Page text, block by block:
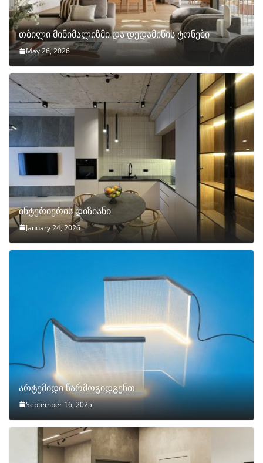
თბილი მინიმალიზმი და დედამიწის ტონები
May 26, 2026
ინტერიერის დიზიანი
January 24, 2026
არტემიდი წარმოგიდგენთ
September 16, 2025